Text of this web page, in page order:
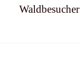
Waldbesucher